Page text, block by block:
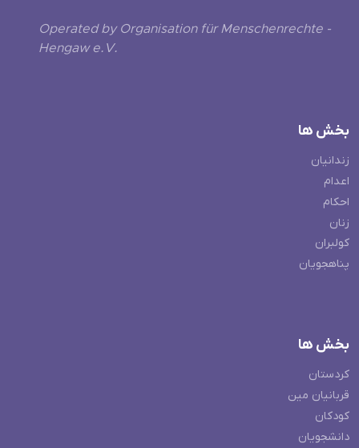
Operated by Organisation für Menschenrechte -
Hengaw e.V.
بخش ها
زندانیان
اعدام
احکام
زنان
کولبران
پناهجویان
بخش ها
کردستان
قربانیان مین
کودکان
دانشجویان